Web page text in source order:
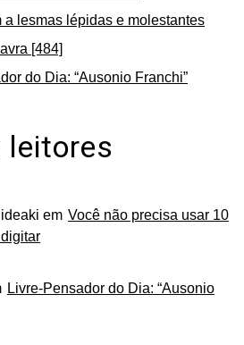
a lesmas lépidas e molestantes
[484]
do Dia: “Ausonio Franchi”
leitores
em Você não precisa usar 10
Livre-Pensador do Dia: “Ausonio